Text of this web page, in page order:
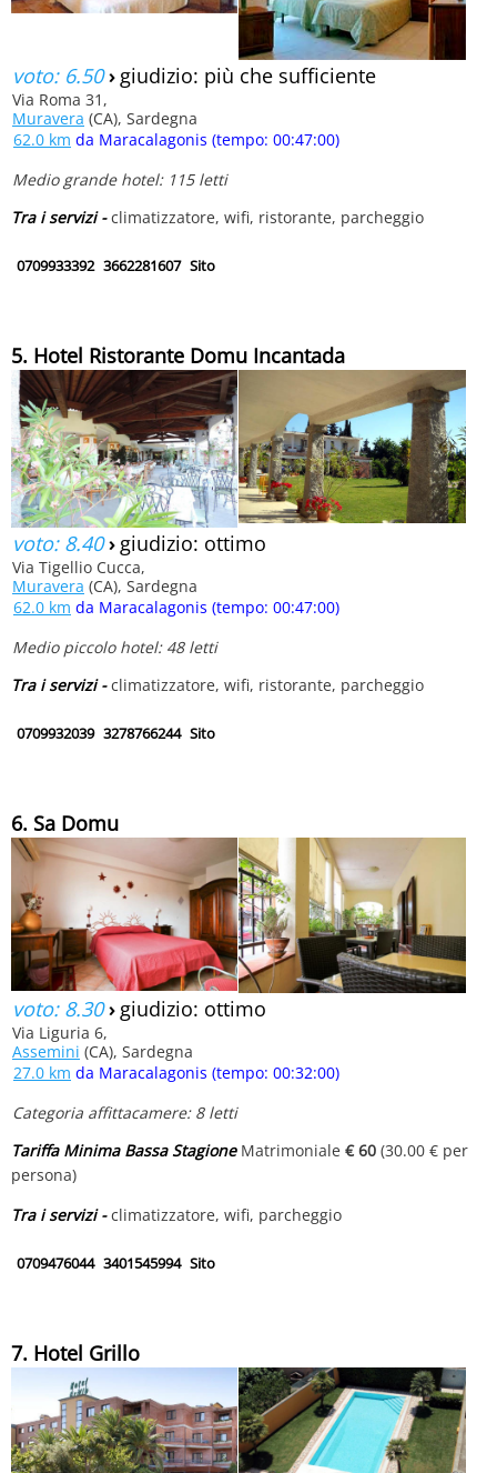
voto: 6.50› giudizio: più che sufficiente
Via Roma 31,
Muravera (CA), Sardegna
62.0 km da Maracalagonis (tempo: 00:47:00)
Medio grande hotel: 115 letti
Tra i servizi -climatizzatore, wifi, ristorante, parcheggio
0709933392 3662281607 Sito
5. Hotel Ristorante Domu Incantada
voto: 8.40› giudizio: ottimo
Via Tigellio Cucca,
Muravera (CA), Sardegna
62.0 km da Maracalagonis (tempo: 00:47:00)
Medio piccolo hotel: 48 letti
Tra i servizi -climatizzatore, wifi, ristorante, parcheggio
0709932039 3278766244 Sito
6. Sa Domu
voto: 8.30› giudizio: ottimo
Via Liguria 6,
Assemini (CA), Sardegna
27.0 km da Maracalagonis (tempo: 00:32:00)
Categoria affittacamere: 8 letti
Tariffa Minima Bassa StagioneMatrimoniale € 60 (30.00 € per
persona)
Tra i servizi -climatizzatore, wifi, parcheggio
0709476044 3401545994 Sito
7. Hotel Grillo